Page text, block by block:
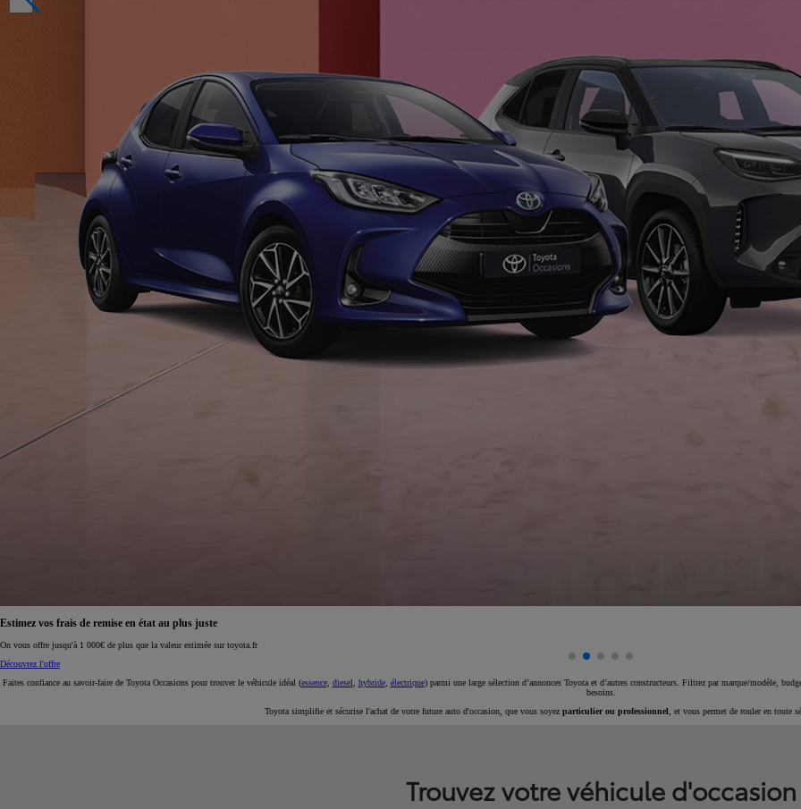
Disponible prochainement
Estimez vos frais de remise en état au plus juste
On vous offre jusqu'à 1 000€ de plus que la valeur estimée sur toyota.fr
Découvrez l'offre
Faites confiance au savoir-faire de Toyota Occasions pour trouver le véhicule idéal (essence, diesel hybride, électrique) parmi une large sélection d’annonces Toyota et d’autres constructeurs. Filtrez par marque/modèle,
besoins.
Toyota simplifie et sécurise l'achat de votre future auto d'occasion, que vous soyez particulier ou professionnel , et vous permet de rouler en toute
Trouvez votre véhicule d'occasion